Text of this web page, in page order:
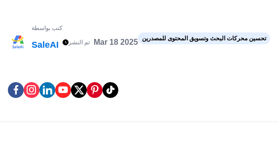
كتب بواسطة
SaleAI تم النشر Mar 18 2025 تحسين محركات البحث وتسويق المحتوى للمصدرين